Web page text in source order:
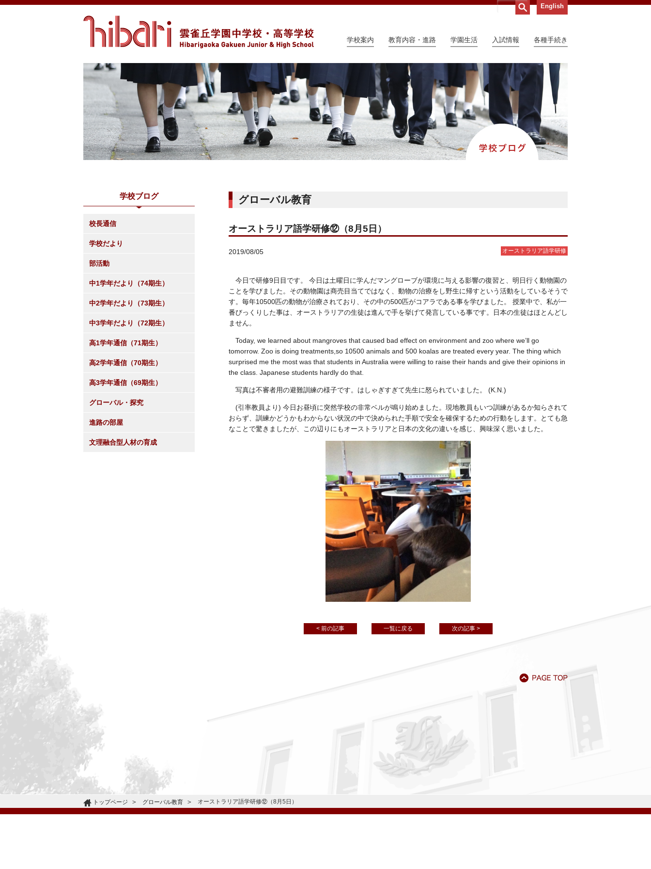
English
学校案内 教育内容・進路 学園生活 入試情報 各種手続き
グローバル教育
オーストラリア語学研修⑫（8月5日）
2019/08/05 オーストラリア語学研修
今日で研修9日目です。 今日は土曜日に学んだマングローブが環境に与える影響の復習と、明日行く動物園の
ことを学びました。その動物園は商売目当てではなく、動物の治療をし野生に帰すという活動をしているそうで
す。毎年10500匹の動物が治療されており、その中の500匹がコアラである事を学びました。 授業中で、私が一
番びっくりした事は、オーストラリアの生徒は進んで手を挙げて発言している事です。日本の生徒はほとんどし
ません。
Today, we learned about mangroves that caused bad effect on environment and zoo where we’ll go
tomorrow. Zoo is doing treatments,so 10500 animals and 500 koalas are treated every year. The thing which
surprised me the most was that students in Australia were willing to raise their hands and give their opinions in
the class. Japanese students hardly do that.
写真は不審者用の避難訓練の様子です。はしゃぎすぎて先生に怒られていました。 (K.N.)
(引率教員より) 今日お昼頃に突然学校の非常ベルが鳴り始めました。現地教員もいつ訓練があるか知らされて
おらず、訓練かどうかもわからない状況の中で決められた手順で安全を確保するための行動をします。とても急
なことで驚きましたが、この辺りにもオーストラリアと日本の文化の違いを感じ、興味深く思いました。
< 前の記事 一覧に戻る 次の記事 >
学校ブログ
校長通信
学校だより
部活動
中1学年だより（74期生）
中2学年だより（73期生）
中3学年だより（72期生）
高1学年通信（71期生）
高2学年通信（70期生）
高3学年通信（69期生）
グローバル・探究
進路の部屋
文理融合型人材の育成
トップページ グローバル教育 オーストラリア語学研修⑫（8月5日）